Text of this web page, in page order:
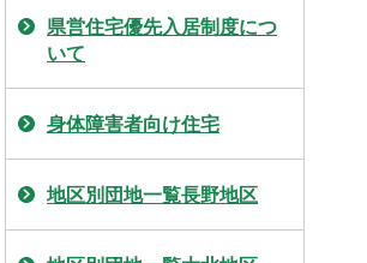
県営住宅優先入居制度につ
いて
身体障害者向け住宅
地区別団地一覧長野地区